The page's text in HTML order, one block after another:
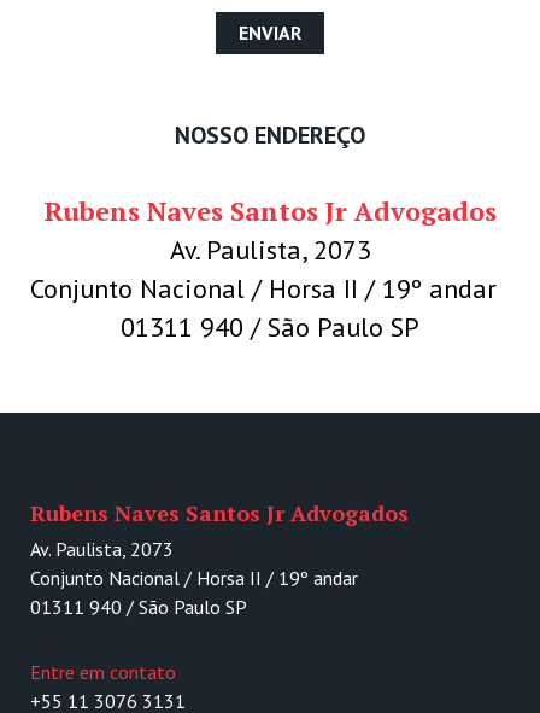
NOSSO ENDEREÇO
Rubens Naves Santos Jr Advogados
Av. Paulista, 2073
Conjunto Nacional / Horsa II / 19º andar
01311 940 / São Paulo SP
Rubens Naves Santos Jr Advogados
Av. Paulista, 2073
Conjunto Nacional / Horsa II / 19º andar
01311 940 / São Paulo SP
Entre em contato
+55 11 3076 3131